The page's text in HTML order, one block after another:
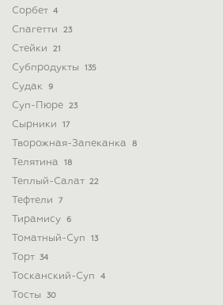
Сорбет 4
Спагетти 23
Стейки 21
Субпродукты 135
Судак 9
Суп-Пюре 23
Сырники 17
Творожная-Запеканка 8
Телятина 18
Теплый-Салат 22
Тефтели 7
Тирамису 6
Томатный-Суп 13
Торт 34
Тосканский-Суп 4
Тосты 30